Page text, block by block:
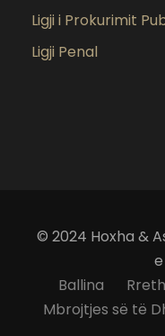
Ligji i Prokurimit
Ligji Penal
© 2024 Hoxha &
Ballina
Mbrojtjes së të